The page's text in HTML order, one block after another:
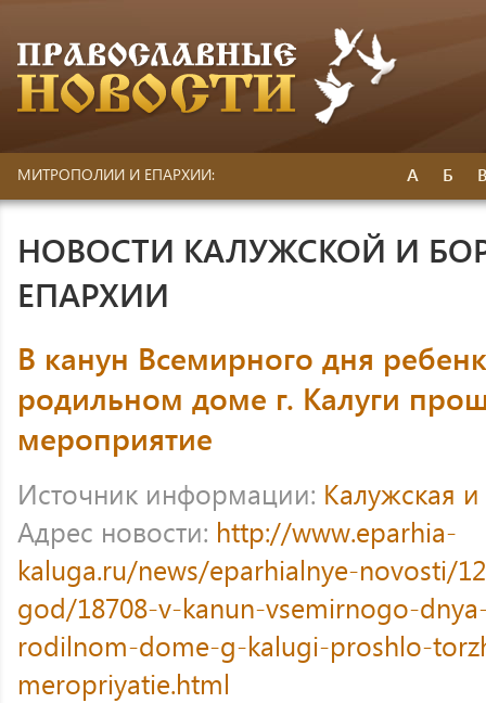
МИТРОПОЛИИ И ЕПАРХИИ: А Б
НОВОСТИ КАЛУЖСКОЙ И
ЕПАРХИИ
В канун Всемирного дня
родильном доме г. Калуги
мероприятие
Источник информации: Калужская
Адрес новости: http://www.eparhia-
kaluga.ru/news/eparhialnye-novosti/
god/18708-v-kanun-vsemirnogo-
rodilnom-dome-g-kalugi-proshlo-
meropriyatie.html